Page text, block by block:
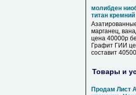
молибден
титан
марганец,
цена 40000р
Графит ГИИ
составит
Товары и
Продам Лист